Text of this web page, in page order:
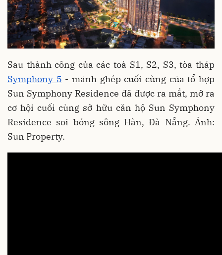
Sau thành công của các toà S1, S2, S3, tòa tháp
Symphony 5 - mảnh ghép cuối cùng của tổ hợp
Sun Symphony Residence đã được ra mắt, mở ra
cơ hội cuối cùng sở hữu căn hộ Sun Symphony
Residence soi bóng sông Hàn, Đà Nẵng. Ảnh:
Sun Property.